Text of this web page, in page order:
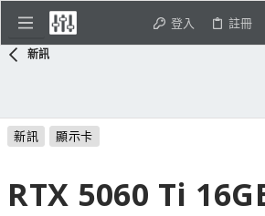
登入 註冊
新訊
新訊 顯示卡
RTX 5060 Ti